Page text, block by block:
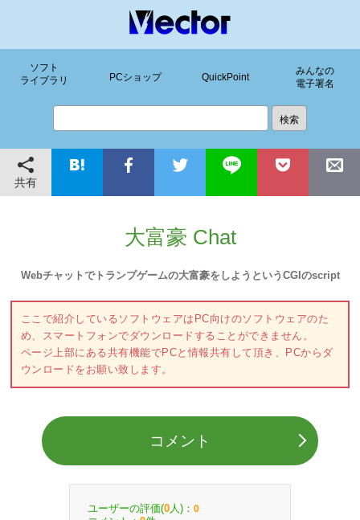
ソフト
ライブラリ
PCショップ QuickPoint
みんなの
電子署名
共有
大富豪 Chat
Webチャットでトランプゲームの大富豪をしようというCGIのscript
ここで紹介しているソフトウェアはPC向けのソフトウェアのた
め、スマートフォンでダウンロードすることができません。
ページ上部にある共有機能でPCと情報共有して頂き、PCからダ
ウンロードをお願い致します。
コメント
ユーザーの評価(0 人)： 0